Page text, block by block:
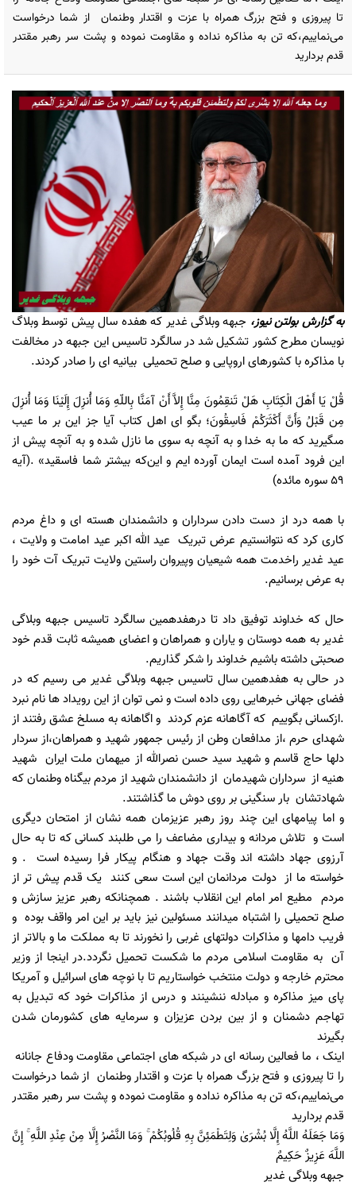
تا پیروزی و فتح بزرگ همراه با عزت و اقتدار وطنمان از شما درخواست
می‌نماییم،که تن به مذاکره نداده و مقاومت نموده و پشت سر رهبر مقتدر
قدم بردارید
به گزارشبولتن نیوز، جبهه وبلاگی غدیر که هفده سال پیش توسط وبلاگ
نویسان مطرح کشور تشکیل شد در سالگرد تاسیس این جبهه در مخالفت
با مذاکره با کشورهای اروپایی و صلح تحمیلی بیانیه ای را صادر کردند.
قُلْ یَا أَهْلَ الْکِتَابِ هَلْ تَنقِمُونَ مِنَّا إِلاَّ أَنْ آمَنَّا بِاللّهِ وَمَا أُنزِلَ إِلَیْنَا وَمَا أُنزِلَ
مِن قَبْلُ وَأَنَّ أَکْثَرَکُمْ فَاسِقُونَ؛ بگو اى اهل کتاب آیا جز این بر ما عیب
مى‏گیرید که ما به خدا و به آنچه به سوى ما نازل شده و به آنچه پیش از
این فرود آمده است ایمان آورده ‏ایم و این‌که بیشتر شما فاسقید» .(آیه
59 سوره مائده)
با همه درد از دست دادن سرداران و دانشمندان هسته ای و داغ مردم
کاری کرد که نتوانستیم عرض تبریک عید الله اکبر عید امامت و ولایت ،
عید غدیر راخدمت همه شیعیان وپیروان راستین ولایت تبریک آت خود را
به عرض برسانیم.
حال که خداوند توفیق داد تا درهفدهمین سالگرد تاسیس جبهه وبلاگی
غدیر به همه دوستان و یاران و همراهان و اعضای همیشه ثابت قدم خود
صحبتی داشته باشیم خداوند را شکر گذاریم.
در حالی به هفدهمین سال تاسیس جبهه وبلاگی غدیر می رسیم که در
فضای جهانی خبرهایی روی داده است و نمی توان از این رویداد ها نام نبرد
.ازکسانی بگوییم که آگاهانه عزم کردند و اگاهانه به مسلخ عشق رفتند از
شهدای حرم ،از مدافعان وطن از رئیس جمهور شهید و همراهان،از سردار
دلها حاج قاسم و شهید سید حسن نصرالله از میهمان ملت ایران شهید
هنیه از سرداران شهیدمان از دانشمندان شهید از مردم بیگناه وطنمان که
شهادتشان بار سنگینی بر روی دوش ما گذاشتند.
و اما پیامهای این چند روز رهبر عزیزمان همه نشان از امتحان دیگری
است و تلاش مردانه و بیداری مضاعف را می طلبند کسانی که تا به حال
آرزوی جهاد داشته اند وقت جهاد و هنگام پیکار فرا رسیده است . و
خواسته ما از دولت مردانمان این است سعی کنند یک قدم پیش تر از
مردم مطیع امر امام این انقلاب باشند . همچنانکه رهبر عزیز سازش و
صلح تحمیلی را اشتباه میدانند مسئولین نیز باید بر این امر واقف بوده و
فریب دامها و مذاکرات دولتهای غربی را نخورند تا به مملکت ما و بالاتر از
آن به مقاومت اسلامی مردم ما شکست تحمیل نگردد.در اینجا از وزیر
محترم خارجه و دولت منتخب خواستاریم تا با نوچه های اسرائیل و آمریکا
پای میز مذاکره و مبادله ننشینند و درس از مذاکرات خود که تبدیل به
تهاجم دشمنان و از بین بردن عزیزان و سرمایه های کشورمان شدن
بگیرند
اینک ، ما فعالین رسانه ای در شبکه های اجتماعی مقاومت ودفاع جانانه
را تا پیروزی و فتح بزرگ همراه با عزت و اقتدار وطنمان از شما درخواست
می‌نماییم،که تن به مذاکره نداده و مقاومت نموده و پشت سر رهبر مقتدر
قدم بردارید
وَمَا جَعَلَهُ اللَّهُ إِلَّا بُشْرَىٰ وَلِتَطْمَئِنَّ بِهِ قُلُوبُكُمْ ۚ وَمَا النَّصْرُ إِلَّا مِنْ عِنْدِ اللَّهِ ۚ إِنَّ
اللَّهَ عَزِيزٌ حَكِيمٌ
جبهه وبلاگی غدیر